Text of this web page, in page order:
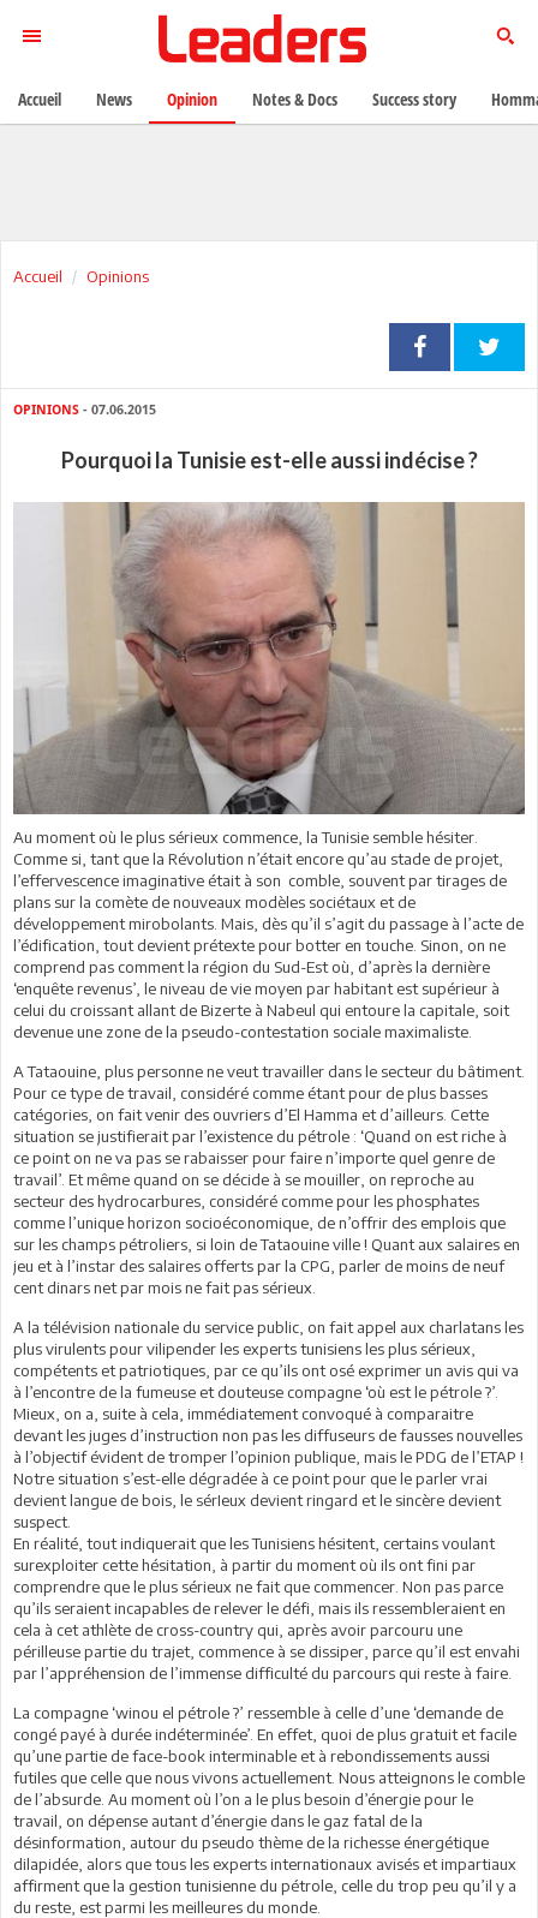
Accueil Opinions
OPINIONS - 07.06.2015
Pourquoi la Tunisie est-elle aussi indécise ?
Au moment où le plus sérieux commence, la Tunisie semble hésiter.
Comme si, tant que la Révolution n’était encore qu’au stade de projet,
l’effervescence imaginative était à son comble, souvent par tirages de
plans sur la comète de nouveaux modèles sociétaux et de
développement mirobolants. Mais, dès qu’il s’agit du passage à l’acte de
l’édification, tout devient prétexte pour botter en touche. Sinon, on ne
comprend pas comment la région du Sud-Est où, d’après la dernière
‘enquête revenus’, le niveau de vie moyen par habitant est supérieur à
celui du croissant allant de Bizerte à Nabeul qui entoure la capitale, soit
devenue une zone de la pseudo-contestation sociale maximaliste.
A Tataouine, plus personne ne veut travailler dans le secteur du bâtiment.
Pour ce type de travail, considéré comme étant pour de plus basses
catégories, on fait venir des ouvriers d’El Hamma et d’ailleurs. Cette
situation se justifierait par l’existence du pétrole : ‘Quand on est riche à
ce point on ne va pas se rabaisser pour faire n’importe quel genre de
travail’. Et même quand on se décide à se mouiller, on reproche au
secteur des hydrocarbures, considéré comme pour les phosphates
comme l’unique horizon socioéconomique, de n’offrir des emplois que
sur les champs pétroliers, si loin de Tataouine ville ! Quant aux salaires en
jeu et à l’instar des salaires offerts par la CPG, parler de moins de neuf
cent dinars net par mois ne fait pas sérieux.
A la télévision nationale du service public, on fait appel aux charlatans les
plus virulents pour vilipender les experts tunisiens les plus sérieux,
compétents et patriotiques, par ce qu’ils ont osé exprimer un avis qui va
à l’encontre de la fumeuse et douteuse compagne ‘où est le pétrole ?’.
Mieux, on a, suite à cela, immédiatement convoqué à comparaitre
devant les juges d’instruction non pas les diffuseurs de fausses nouvelles
à l’objectif évident de tromper l’opinion publique, mais le PDG de l’ETAP !
Notre situation s’est-elle dégradée à ce point pour que le parler vrai
devient langue de bois, le sérIeux devient ringard et le sincère devient
suspect.
En réalité, tout indiquerait que les Tunisiens hésitent, certains voulant
surexploiter cette hésitation, à partir du moment où ils ont fini par
comprendre que le plus sérieux ne fait que commencer. Non pas parce
qu’ils seraient incapables de relever le défi, mais ils ressembleraient en
cela à cet athlète de cross-country qui, après avoir parcouru une
périlleuse partie du trajet, commence à se dissiper, parce qu’il est envahi
par l’appréhension de l’immense difficulté du parcours qui reste à faire.
La compagne ‘winou el pétrole ?’ ressemble à celle d’une ‘demande de
congé payé à durée indéterminée’. En effet, quoi de plus gratuit et facile
qu’une partie de face-book interminable et à rebondissements aussi
futiles que celle que nous vivons actuellement. Nous atteignons le comble
de l’absurde. Au moment où l’on a le plus besoin d’énergie pour le
travail, on dépense autant d’énergie dans le gaz fatal de la
désinformation, autour du pseudo thème de la richesse énergétique
dilapidée, alors que tous les experts internationaux avisés et impartiaux
affirment que la gestion tunisienne du pétrole, celle du trop peu qu’il y a
du reste, est parmi les meilleures du monde.
Accueil News Opinion Notes & Docs Success story